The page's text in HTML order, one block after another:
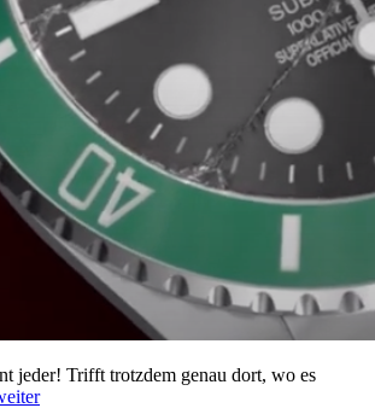
jeder! Trifft trotzdem genau dort, wo es